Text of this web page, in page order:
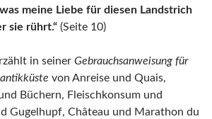
meine Liebe für diesen Landstrich
sie rührt.“ (Seite 10)
in seiner Gebrauchsanweisung für
von Anreise und Quais,
Büchern, Fleischkonsum und
Gugelhupf, Château und Marathon du